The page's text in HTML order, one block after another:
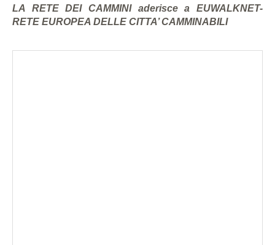
LA RETE DEI CAMMINI aderisce a EUWALKNET-
RETE EUROPEA DELLE CITTA’ CAMMINABILI